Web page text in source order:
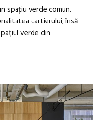
spațiu verde comun.
cartierului, însă
verde din